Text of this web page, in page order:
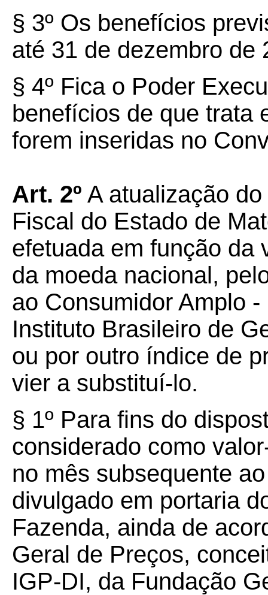
§ 3º Os benefícios
até 31 de dezembro de
§ 4º Fica o Poder
benefícios de que trata
forem inseridas no
Art. 2º A atualização
Fiscal do Estado de
efetuada em função da
da moeda nacional,
ao Consumidor Amplo
Instituto Brasileiro de
ou por outro índice de
vier a substituí-lo.
§ 1º Para fins do
considerado como
no mês subsequente
divulgado em portaria
Fazenda, ainda de
Geral de Preços,
IGP-DI, da Fundação